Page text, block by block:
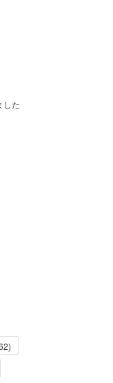
した
)